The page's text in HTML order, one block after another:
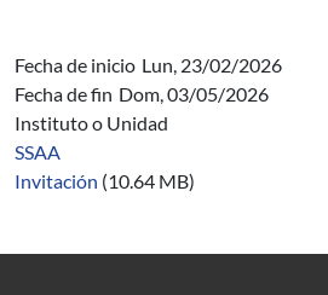
Fecha de inicio Lun, 23/02/2026
Fecha de fin Dom, 03/05/2026
Instituto o Unidad
SSAA
Invitación (10.64 MB)